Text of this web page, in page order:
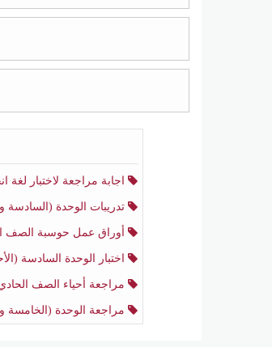
اجابة مراجعة لاختبار لغة انجليزية الصف
تدريبات الوحدة (السادسة والسابعة) لغة
أوراق عمل حوسبة الصف الحادي
اختبار الوحدة السادسة (الأحماض النووية والوراثة)
مراجعة أحياء الصف الحادي
مراجعة الوحدة (الخامسة والسادسة) أحياء الصف